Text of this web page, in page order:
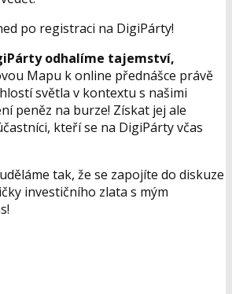
po registraci na DigiPárty!
odhalíme tajemství,
Mapu k online přednášce právě
světla v kontextu s našimi
peněz na burze! Získat jej ale
kteří se na DigiPárty včas
tak, že se zapojíte do diskuze
investičního zlata s mým